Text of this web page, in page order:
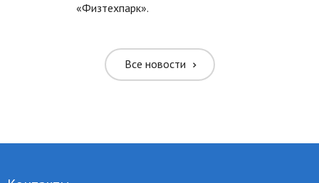
«Физтехпарк».
Все новости
размер текста